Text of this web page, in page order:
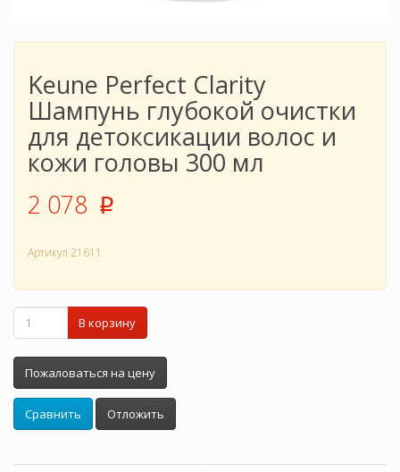
Keune Perfect Clarity
Шампунь глубокой очистки
для детоксикации волос и
кожи головы 300 мл
2 078 p
Артикул 21611
В корзину
Пожаловаться на цену
Сравнить Отложить